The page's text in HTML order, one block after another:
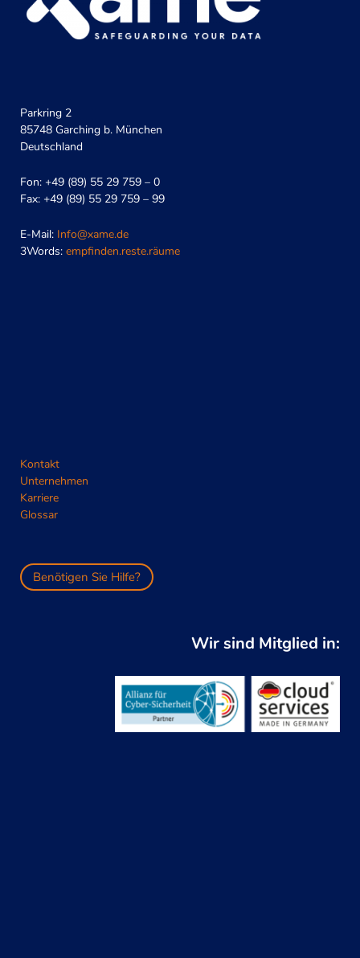
Parkring 2
85748 Garching b. München
Deutschland
Fon: +49 (89) 55 29 759 – 0
Fax: +49 (89) 55 29 759 – 99
E-Mail: Info@xame.de
3Words: empfinden.reste.räume
Kontakt
Unternehmen
Karriere
Glossar
Benötigen Sie Hilfe?
Wir sind Mitglied in: